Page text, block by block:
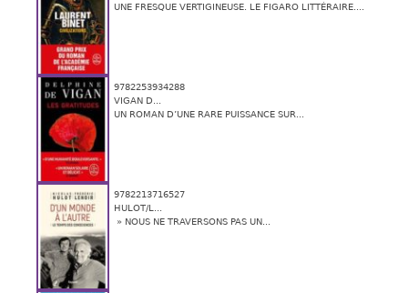
UNE FRESQUE VERTIGINEUSE. LE FIGARO LITTÉRAIRE....
9782253934288
VIGAN D...
UN ROMAN D’UNE RARE PUISSANCE SUR...
9782213716527
HULOT/L...
» NOUS NE TRAVERSONS PAS UN...